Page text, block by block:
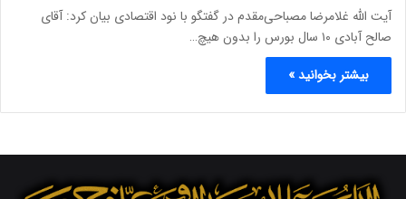
آیت الله غلامرضا مصباحی‌مقدم در گفتگو با نود اقتصادی بیان کرد: آقای
صالح آبادی ۱۰ سال بورس را بدون هیچ…
بیشتر بخوانید »